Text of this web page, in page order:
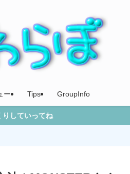
ー Tips GroupInfo
りしていってね